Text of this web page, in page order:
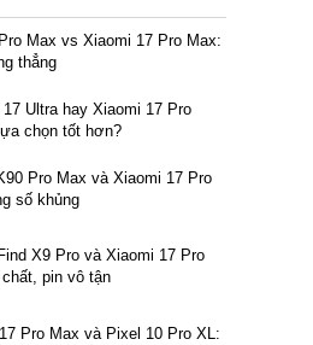
Max vs Xiaomi 17 Pro Max:
thẳng
Ultra hay Xiaomi 17 Pro
chọn tốt hơn?
Pro Max và Xiaomi 17 Pro
số khủng
X9 Pro và Xiaomi 17 Pro
pin vô tận
Pro Max và Pixel 10 Pro XL: